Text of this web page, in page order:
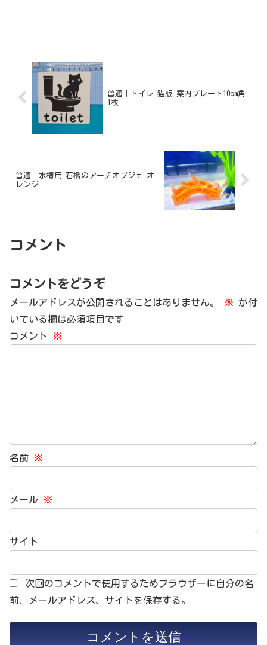
普通｜トイレ 猫版 案内プレート10cm角
1枚
普通｜水槽用 石橋のアーチオブジェ オ
レンジ
コメント
コメントをどうぞ
メールアドレスが公開されることはありません。 ※ が付
いている欄は必須項目です
コメント
※
名前 ※
メール ※
サイト
次回のコメントで使用するためブラウザーに自分の名
前、メールアドレス、サイトを保存する。